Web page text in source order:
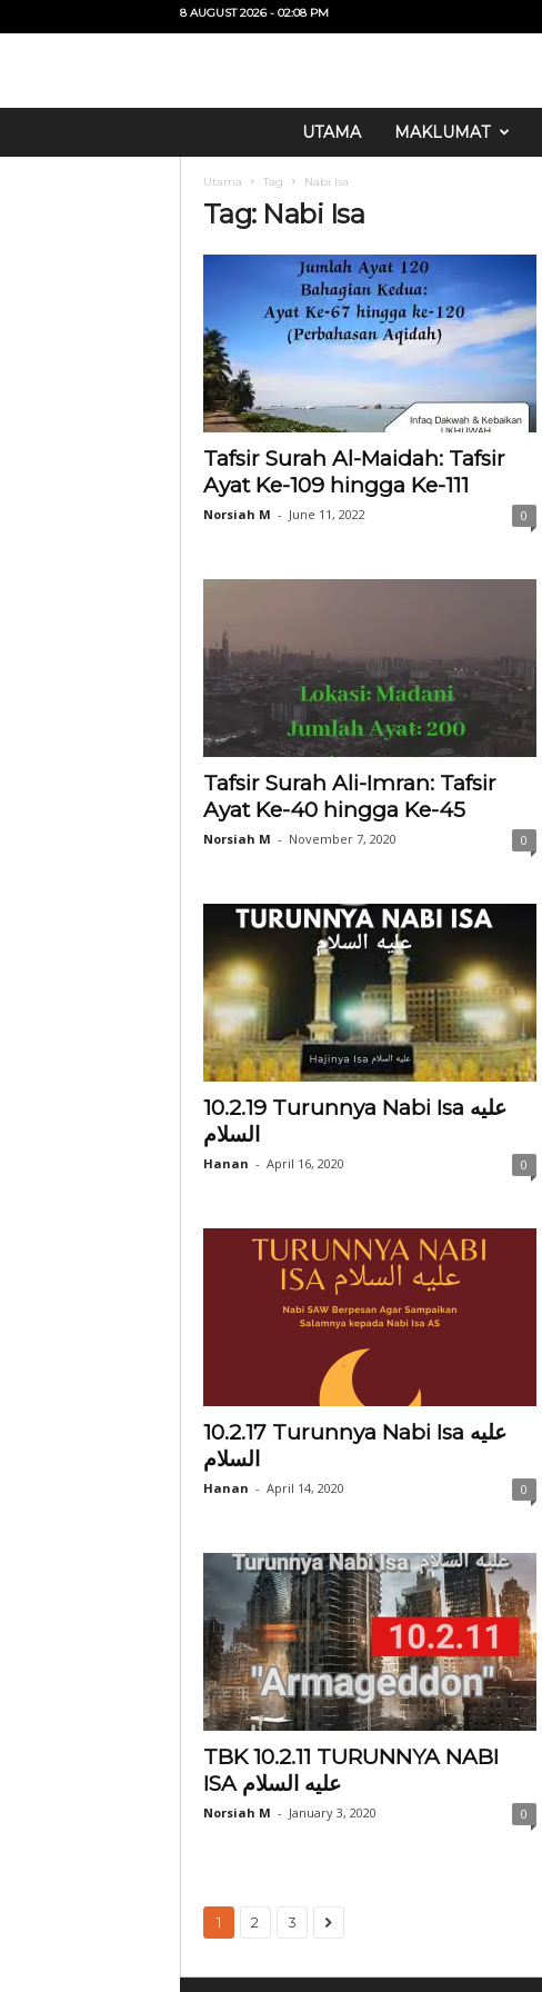
8 AUGUST 2026 - 02:08 PM
UTAMA MAKLUMAT
Utama Tag Nabi Isa
Tag: Nabi Isa
Tafsir Surah Al-Maidah: Tafsir
Ayat Ke-109 hingga Ke-111
Norsiah M - June 11, 2022 0
Tafsir Surah Ali-Imran: Tafsir
Ayat Ke-40 hingga Ke-45
Norsiah M - November 7, 2020 0
10.2.19 Turunnya Nabi Isa عليه
السلام
Hanan - April 16, 2020 0
10.2.17 Turunnya Nabi Isa عليه
السلام
Hanan - April 14, 2020 0
TBK 10.2.11 TURUNNYA NABI
ISA عليه السلام
Norsiah M - January 3, 2020 0
1 2 3